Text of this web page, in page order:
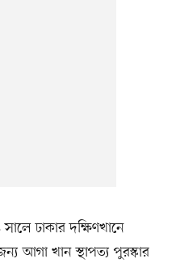
ঢাকার দক্ষিণখানে
আগা খান স্থাপত্য পুরস্কার